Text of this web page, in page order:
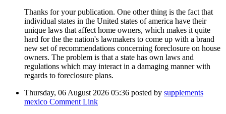
Thanks for your publication. One other thing is the fact that
individual states in the United states of america have their
unique laws that affect home owners, which makes it quite
hard for the the nation's lawmakers to come up with a brand
new set of recommendations concerning foreclosure on house
owners. The problem is that a state has own laws and
regulations which may interact in a damaging manner with
regards to foreclosure plans.
Thursday, 06 August 2026 05:36 posted by supplements
mexico Comment Link